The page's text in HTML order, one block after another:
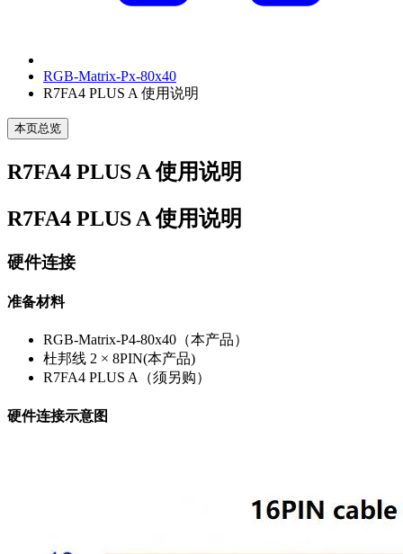
RGB-Matrix-Px-80x40
R7FA4 PLUS A 使用说明
本页总览
R7FA4 PLUS A 使用说明
R7FA4 PLUS A 使用说明
硬件连接
准备材料
RGB-Matrix-P4-80x40（本产品）
杜邦线 2 × 8PIN(本产品)
R7FA4 PLUS A（须另购）
硬件连接示意图